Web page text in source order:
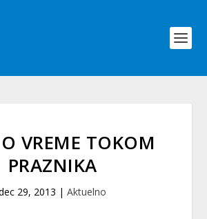
VREME TOKOM
PRAZNIKA
29, 2013 | Aktuelno